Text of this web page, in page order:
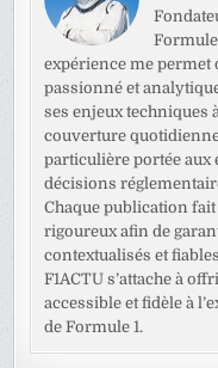
Formule
expérience me permet
passionné et
ses enjeux techniques
couverture quotidienne
particulière portée aux
décisions
Chaque publication
rigoureux afin de
contextualisés et
F1ACTU s’attache à
accessible et fidèle à
de Formule 1.